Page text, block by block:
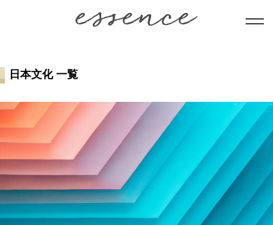
学び
ことだま
日本文化
日本文化 一覧